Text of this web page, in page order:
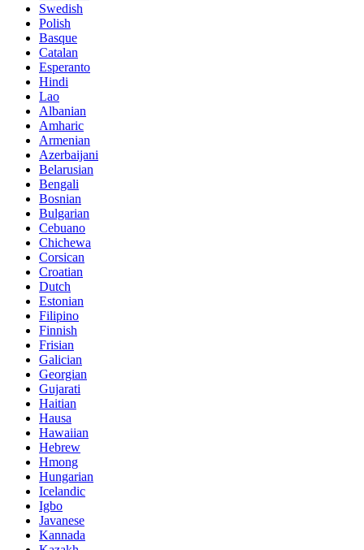
Swedish
Polish
Basque
Catalan
Esperanto
Hindi
Lao
Albanian
Amharic
Armenian
Azerbaijani
Belarusian
Bengali
Bosnian
Bulgarian
Cebuano
Chichewa
Corsican
Croatian
Dutch
Estonian
Filipino
Finnish
Frisian
Galician
Georgian
Gujarati
Haitian
Hausa
Hawaiian
Hebrew
Hmong
Hungarian
Icelandic
Igbo
Javanese
Kannada